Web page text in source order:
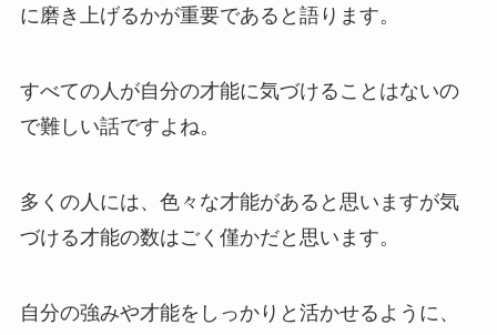
に磨き上げるかが重要であると語ります。
すべての人が自分の才能に気づけることはないの
で難しい話ですよね。
多くの人には、色々な才能があると思いますが気
づける才能の数はごく僅かだと思います。
自分の強みや才能をしっかりと活かせるように、